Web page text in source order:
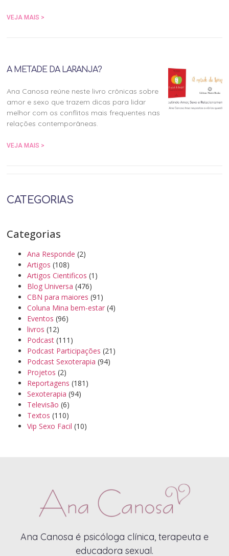
VEJA MAIS >
A METADE DA LARANJA?
Ana Canosa reúne neste livro crônicas sobre
amor e sexo que trazem dicas para lidar
melhor com os conflitos mais frequentes nas
relações contemporâneas.
VEJA MAIS >
CATEGORIAS
Categorias
Ana Responde (2)
Artigos (108)
Artigos Cientificos (1)
Blog Universa (476)
CBN para maiores (91)
Coluna Mina bem-estar (4)
Eventos (96)
livros (12)
Podcast (111)
Podcast Participações (21)
Podcast Sexoterapia (94)
Projetos (2)
Reportagens (181)
Sexoterapia (94)
Televisão (6)
Textos (110)
Vip Sexo Facil (10)
Ana Canosa é psicóloga clínica, terapeuta e
educadora sexual.